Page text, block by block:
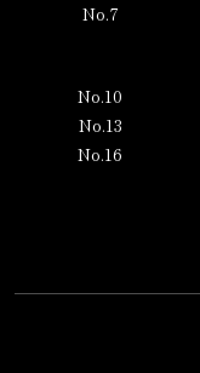
No.7
No.10
No.13
No.16